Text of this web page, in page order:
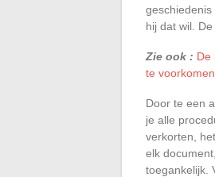
hij dat wil.
Zie ook : De
te voorkomen
Door te een
je alle
verkorten,
elk document,
toegankelijk.